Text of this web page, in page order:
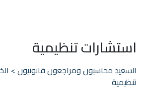
استشارات تنظيمية
السعيد محاسبون ومراجعون قانونيون>
تنظيمية